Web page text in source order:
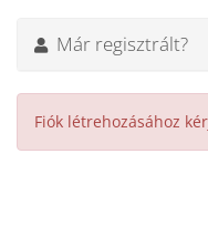
Már regisztrált?
Fiók létrehozásához